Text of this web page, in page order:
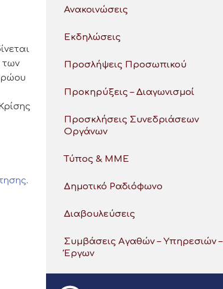
των
.
Ανακοινώσεις
Εκδηλώσεις
Προσλήψεις Προσωπικού
Προκηρύξεις – Διαγωνισμοί
Προσκλήσεις Συνεδριάσεων
Οργάνων
Τύπος & ΜΜΕ
Δημοτικό Ραδιόφωνο
Διαβουλεύσεις
Συμβάσεις Αγαθών – Υπηρεσιών –
Έργων